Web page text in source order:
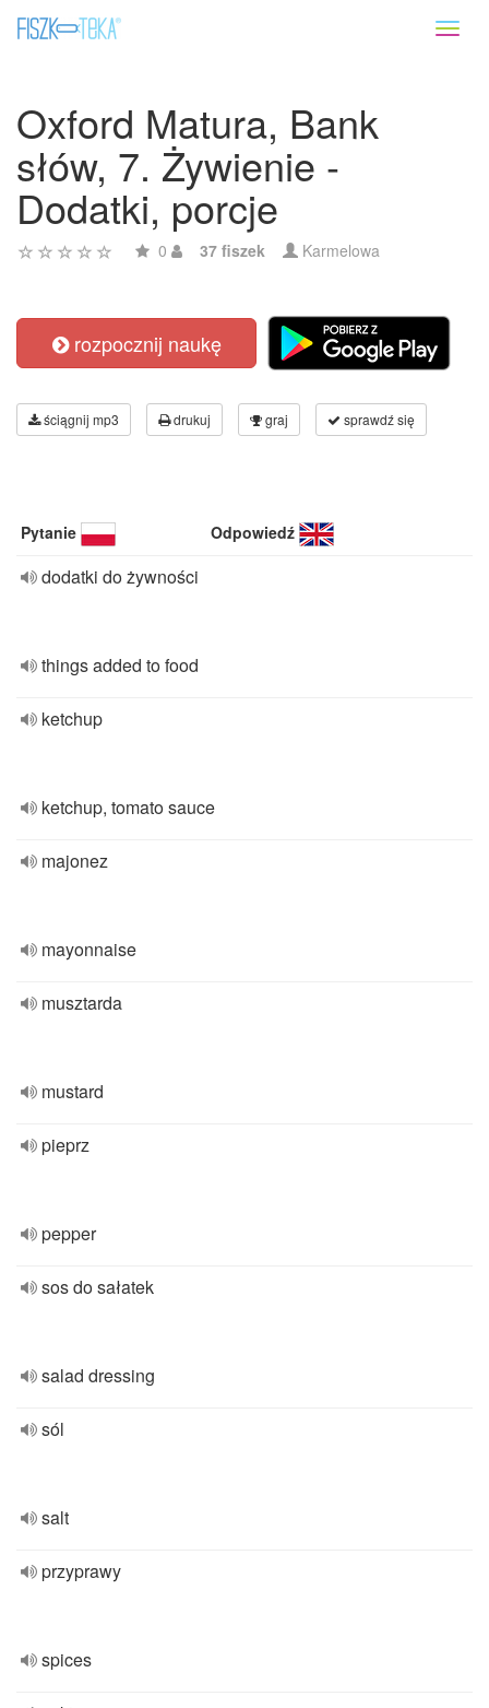
Oxford Matura, Bank
słów, 7. Żywienie -
Dodatki, porcje
0 37 fiszek Karmelowa
rozpocznij naukę
ściągnij mp3 drukuj graj sprawdź się
Pytanie Odpowiedź
dodatki do żywności
things added to food
ketchup
ketchup, tomato sauce
majonez
mayonnaise
musztarda
mustard
pieprz
pepper
sos do sałatek
salad dressing
sól
salt
przyprawy
spices